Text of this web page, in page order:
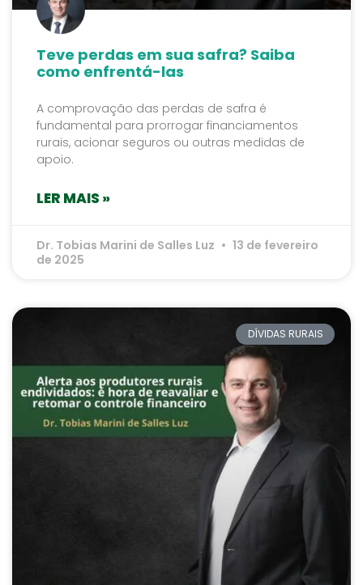
Teve perdas em sua safra? Saiba
como enfrentá-las
A comprovação das perdas de safra é
fundamental para prorrogar financiamentos
rurais, acionar seguros ou outras medidas de
apoio.
LER MAIS »
Dr. Tobias Marini de Salles Luz
13 de fevereiro
de 2025
DÍVIDAS RURAIS